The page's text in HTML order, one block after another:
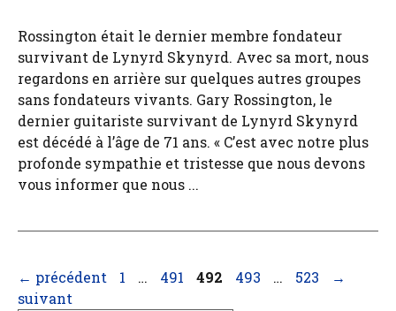
Rossington était le dernier membre fondateur
survivant de Lynyrd Skynyrd. Avec sa mort, nous
regardons en arrière sur quelques autres groupes
sans fondateurs vivants. Gary Rossington, le
dernier guitariste survivant de Lynyrd Skynyrd
est décédé à l’âge de 71 ans. « C’est avec notre plus
profonde sympathie et tristesse que nous devons
vous informer que nous ...
← précédent Page
1 … Page
491 Page
492 Page
493 … Page
523
→
suivant